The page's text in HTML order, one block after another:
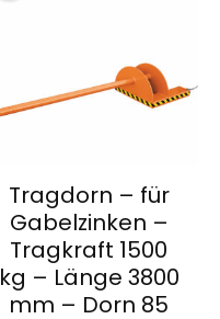
Tragdorn – für
Gabelzinken –
Tragkraft 1500
kg – Länge 3800
mm – Dorn 85